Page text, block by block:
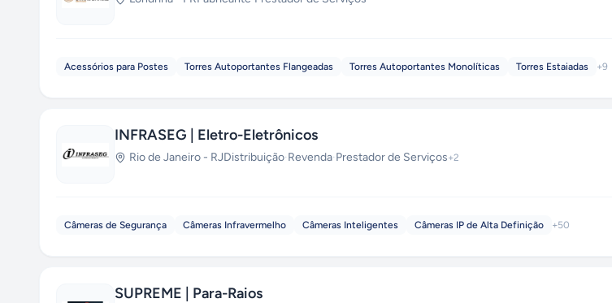
Acessórios para Postes Torres Autoportantes Flangeadas Torres Autoportantes Monolíticas Torres Estaiadas +9
INFRASEG | Eletro-Eletrônicos
Rio de Janeiro - RJDistribuição·Revenda·Prestador de Serviços+2
Câmeras de Segurança Câmeras Infravermelho Câmeras Inteligentes Câmeras IP de Alta Definição +50
SUPREME | Para-Raios